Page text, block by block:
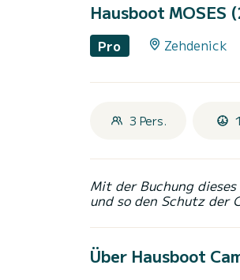
Hausboot MOSES
Pro Zehdenick
3 Pers.
Mit der Buchung
und so den Schutz der
Über Hausboot